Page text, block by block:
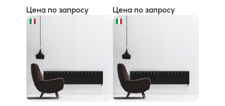
Цена по запросу Цена по запросу